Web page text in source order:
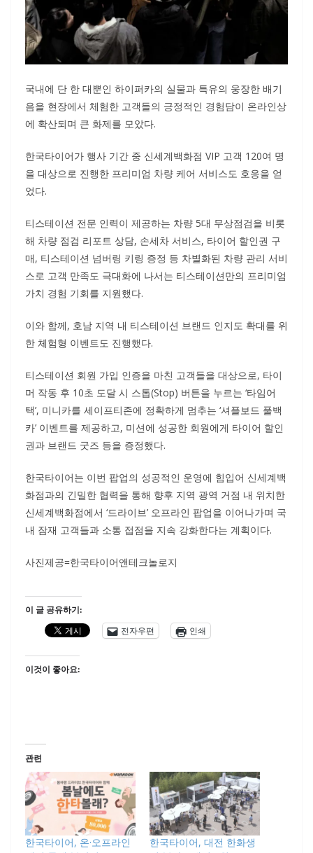
국내에 단 한 대뿐인 하이퍼카의 실물과 특유의 웅장한 배기
음을 현장에서 체험한 고객들의 긍정적인 경험담이 온라인상
에 확산되며 큰 화제를 모았다.
한국타이어가 행사 기간 중 신세계백화점 VIP 고객 120여 명
을 대상으로 진행한 프리미엄 차량 케어 서비스도 호응을 얻
었다.
티스테이션 전문 인력이 제공하는 차량 5대 무상점검을 비롯
해 차량 점검 리포트 상담, 손세차 서비스, 타이어 할인권 구
매, 티스테이션 넘버링 키링 증정 등 차별화된 차량 관리 서비
스로 고객 만족도 극대화에 나서는 티스테이션만의 프리미엄
가치 경험 기회를 지원했다.
이와 함께, 호남 지역 내 티스테이션 브랜드 인지도 확대를 위
한 체험형 이벤트도 진행했다.
티스테이션 회원 가입 인증을 마친 고객들을 대상으로, 타이
머 작동 후 10초 도달 시 스톱(Stop) 버튼을 누르는 ‘타임어
택’, 미니카를 세이프티존에 정확하게 멈추는 ‘셔플보드 풀백
카’ 이벤트를 제공하고, 미션에 성공한 회원에게 타이어 할인
권과 브랜드 굿즈 등을 증정했다.
한국타이어는 이번 팝업의 성공적인 운영에 힘입어 신세계백
화점과의 긴밀한 협력을 통해 향후 지역 광역 거점 내 위치한
신세계백화점에서 ‘드라이브’ 오프라인 팝업을 이어나가며 국
내 잠재 고객들과 소통 접점을 지속 강화한다는 계획이다.
사진제공=한국타이어앤테크놀로지
이 글 공유하기:
전자우편
인쇄
이것이 좋아요:
관련
한국타이어, 온·오프라인
한국타이어, 대전 한화생